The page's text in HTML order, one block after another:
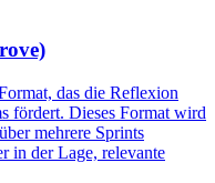
das die Reflexion
fördert. Dieses Format wird
mehrere Sprints
in der Lage, relevante